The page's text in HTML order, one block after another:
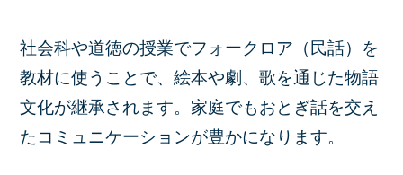
社会科や道徳の授業でフォークロア（民話）を
教材に使うことで、絵本や劇、歌を通じた物語
文化が継承されます。家庭でもおとぎ話を交え
たコミュニケーションが豊かになります。